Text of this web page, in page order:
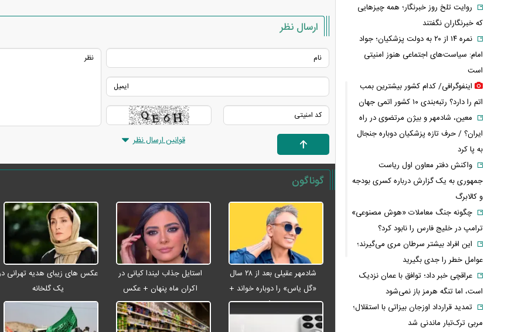
ارسال نظر
قوانین ارسال نظر
گوناگون
شادمهر عقیلی بعد از ۲۸ سال
«گل یاس» را دوباره خواند +
ویدئو
استایل جذاب لیندا کیانی در
اکران ماه پنهان + عکس
عکس های زیبای هدیه تهرانی
یک گلخانه
روایت تلخ روز خبرنگار؛ همه چیزهایی
که خبرنگاران نگفتند
نمره ۱۴ از ۲۰ به دولت پزشکیان؛ جواد
امام: سیاست‌های اجتماعی هنوز امنیتی
است
اینفوگرافی/ کدام کشور بیشترین بمب
اتم را دارد؟ رتبه‌بندی ۱۰ کشور اتمی جهان
معین، شادمهر و بیژن مرتضوی در راه
ایران؟ / حرف تازه پزشکیان دوباره جنجال
به پا کرد
واکنش دفتر معاون اول ریاست
جمهوری به یک گزارش درباره کسری بودجه
و کالابرگ
چگونه جنگ معاملات «هوش مصنوعی»
ترامپ در خلیج فارس را نابود کرد؟
این افراد بیشتر سرطان مری می‌گیرند؛
عوامل خطر را جدی بگیرید
عراقچی خبر داد؛ توافق با عمان نزدیک
است، اما تنگه هرمز باز نمی‌شود
تمدید قرارداد اوزجان بیزاتی با استقلال؛
مربی ترک‌تبار ماندنی شد